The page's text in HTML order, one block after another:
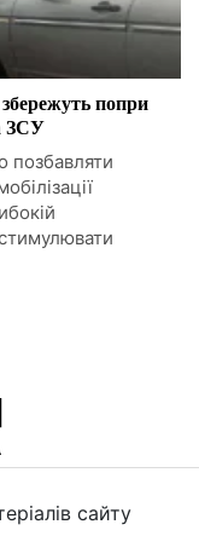
попри
ЗСУ
позбавляти
сайту